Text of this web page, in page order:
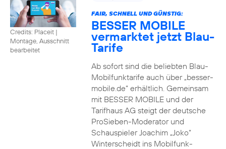
Credits: Placeit |
Montage, Ausschnitt
bearbeitet
FAIR, SCHNELL UND GÜNSTIG:
BESSER MOBILE
vermarktet jetzt Blau-
Tarife
Ab sofort sind die beliebten Blau-
Mobilfunktarife auch über „besser-
mobile.de“ erhältlich. Gemeinsam
mit BESSER MOBILE und der
Tarifhaus AG steigt der deutsche
ProSieben-Moderator und
Schauspieler Joachim „Joko“
Winterscheidt ins Mobilfunk-